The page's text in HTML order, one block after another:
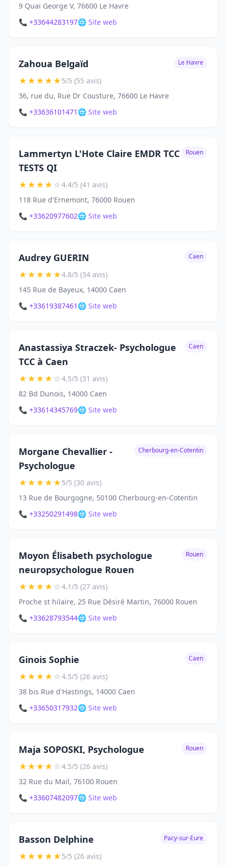
9 Quai George V, 76600 Le Havre
📞 +33644283197🌐 Site web
Zahoua Belgaïd Le Havre
★★★★★5/5 (55 avis)
36, rue du, Rue Dr Cousture, 76600 Le Havre
📞 +33636101471 🌐 Site web
Lammertyn L'Hote Claire EMDR TCC
TESTS QI
Rouen
★★★★☆4.4/5 (41 avis)
118 Rue d'Ernemont, 76000 Rouen
📞 +33620977602🌐 Site web
Audrey GUERIN Caen
★★★★★4.8/5 (34 avis)
145 Rue de Bayeux, 14000 Caen
📞 +33619387461 🌐 Site web
Anastassiya Straczek- Psychologue
TCC à Caen
Caen
★★★★☆4.5/5 (31 avis)
82 Bd Dunois, 14000 Caen
📞 +33614345769🌐 Site web
Morgane Chevallier -
Psychologue
Cherbourg-en-Cotentin
★★★★★5/5 (30 avis)
13 Rue de Bourgogne, 50100 Cherbourg-en-Cotentin
📞 +33250291498🌐 Site web
Moyon Élisabeth psychologue
neuropsychologue Rouen
Rouen
★★★★☆4.1/5 (27 avis)
Proche st hilaire, 25 Rue Désiré Martin, 76000 Rouen
📞 +33628793544🌐 Site web
Ginois Sophie Caen
★★★★☆4.5/5 (26 avis)
38 bis Rue d'Hastings, 14000 Caen
📞 +33650317932🌐 Site web
Maja SOPOSKI, Psychologue Rouen
★★★★☆4.5/5 (26 avis)
32 Rue du Mail, 76100 Rouen
📞 +33607482097🌐 Site web
Basson Delphine Pacy-sur-Eure
★★★★★5/5 (26 avis)